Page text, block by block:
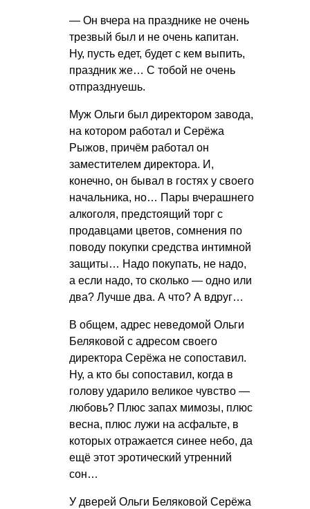
— Он вчера на празднике не очень
трезвый был и не очень капитан.
Ну, пусть едет, будет с кем выпить,
праздник же… С тобой не очень
отпразднуешь.
Муж Ольги был директором завода,
на котором работал и Серёжа
Рыжов, причём работал он
заместителем директора. И,
конечно, он бывал в гостях у своего
начальника, но… Пары вчерашнего
алкоголя, предстоящий торг с
продавцами цветов, сомнения по
поводу покупки средства интимной
защиты… Надо покупать, не надо,
а если надо, то сколько — одно или
два? Лучше два. А что? А вдруг…
В общем, адрес неведомой Ольги
Беляковой с адресом своего
директора Серёжа не сопоставил.
Ну, а кто бы сопоставил, когда в
голову ударило великое чувство —
любовь? Плюс запах мимозы, плюс
весна, плюс лужи на асфальте, в
которых отражается синее небо, да
ещё этот эротический утренний
сон…
У дверей Ольги Беляковой Серёжа